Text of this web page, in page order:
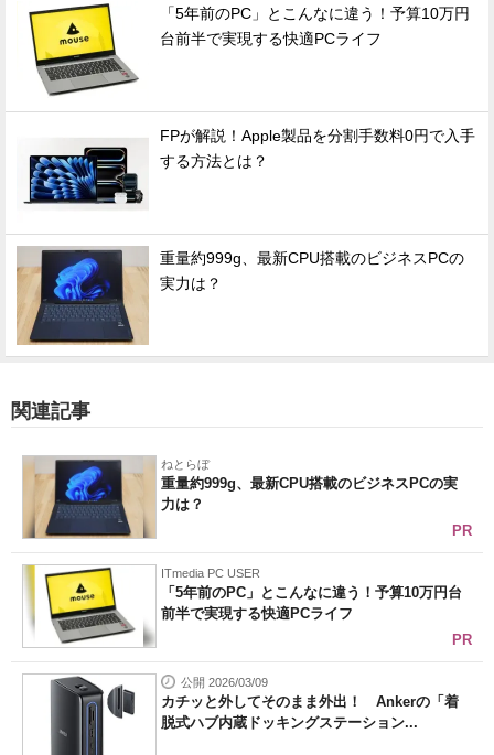
「5年前のPC」とこんなに違う！予算10万円
台前半で実現する快適PCライフ
FPが解説！Apple製品を分割手数料0円で入手
する方法とは？
重量約999g、最新CPU搭載のビジネスPCの
実力は？
関連記事
ねとらぼ
重量約999g、最新CPU搭載のビジネスPCの実
力は？
PR
ITmedia PC USER
「5年前のPC」とこんなに違う！予算10万円台
前半で実現する快適PCライフ
PR
公開 2026/03/09
カチッと外してそのまま外出！ Ankerの「着
脱式ハブ内蔵ドッキングステーション...